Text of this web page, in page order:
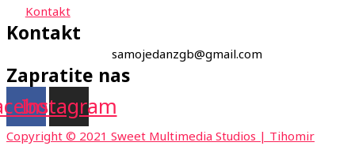
Kontakt
Kontakt
samojedanzgb@gmail.com
Zapratite nas
Instagram
Copyright © 2021 Sweet Multimedia Studios | Tihomir